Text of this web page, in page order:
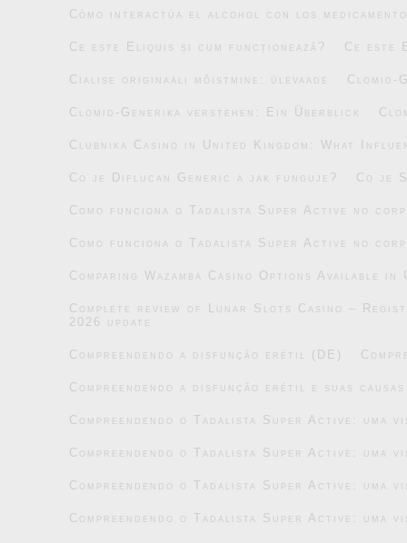
Cómo interactúa el alcohol con los
Ce este Eliquis și cum funcționează? Ce este
Cialise originaali mõistmine: ülevaade Clomid-
Clomid-Generika verstehen: Ein Überblick
Clubnika Casino in United Kingdom: What
Co je Diflucan Generic a jak funguje? Co je
Como funciona o Tadalista Super Active no
Como funciona o Tadalista Super Active no
Comparing Wazamba Casino Options Available in
Complete review of Lunar Slots Casino –
2026 update
Compreendendo a disfunção erétil (DE)
Compreendendo a disfunção erétil e suas causas
Compreendendo o Tadalista Super Active: uma
Compreendendo o Tadalista Super Active: uma
Compreendendo o Tadalista Super Active: uma
Compreendendo o Tadalista Super Active: uma